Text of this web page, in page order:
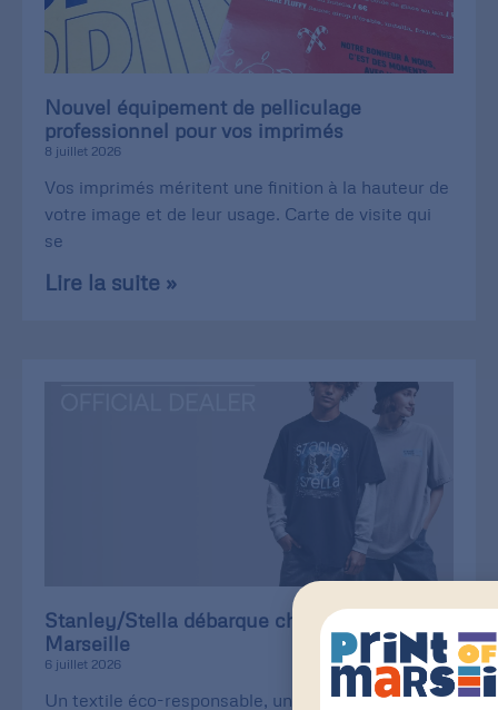
Nouvel équipement de pelliculage
professionnel pour vos imprimés
8 juillet 2026
Vos imprimés méritent une finition à la hauteur de
votre image et de leur usage. Carte de visite qui
se
Lire la suite »
Stanley/Stella débarque chez Print of
Marseille
6 juillet 2026
Un textile éco-responsable, une qualité de